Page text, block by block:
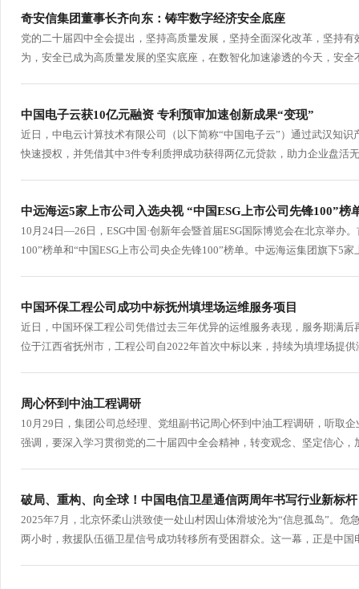
奇安信集团董事长齐向东：铸牢数字经济安全底座
党的二十届四中全会提出，坚持高质量发展，坚持全面深化改革，坚持
为，安全已成为高质量发展的坚实底座，在数智化加速渗透的今天，安
中国电子云获10亿元融资 专利预审加速创新成果“变现”
近日，中电云计算技术有限公司（以下简称“中国电子云”）通过武汉知
快速授权，并凭借其中3件专利质押成功获得两亿元贷款，助力企业盘活
中远海运5家上市公司入选央视 “中国ESG上市公司先锋100”榜
10月24日—26日，ESG中国·创新年会暨首届ESG国际博览会在北京举办
100”榜单和“中国ESG上市公司央企先锋100”榜单。中远海运集团旗下5
中国环保工程公司成功中标抚州填埋场运维服务项目
近日，中国环保工程公司凭借过去三年优异的运维服务表现，服务期满
位于江西省抚州市，工程公司自2022年首次中标以来，持续为填埋场提
周心怀到中油工程调研
10月29日，集团公司总经理、党组副书记周心怀到中油工程调研，听取
强调，要深入学习贯彻党的二十届四中全会精神，转变观念、坚定信心
破局、重构、向全球！中国电信卫星通信两周年书写行业新标杆
2025年7月，北京怀柔山洪致使一处山村因山体滑坡沦为“信息孤岛”。
两小时，救援队伍循卫星信号成功转移所有受困群众。这一幕，正是中